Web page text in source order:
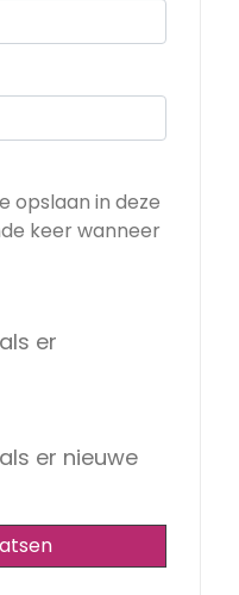
opslaan in deze
keer wanneer
er
er nieuwe